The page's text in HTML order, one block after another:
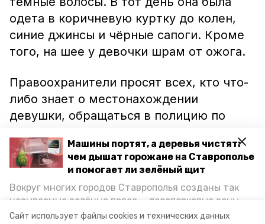
Сайт использует файлы cookies и технических данных
Машины портят, а деревья чистят:
чем дышат горожане на Ставрополье
и помогает ли зелёный щит
Вокруг многих городов Ставрополья созданы так
называемые зелёные пояса — лесопарковые зоны,
снижающие негативное воздействие выхлопных
одета в коричневую куртку до колен,
синие джинсы и чёрные сапоги. Кроме
того, на шее у девочки шрам от ожога.
Правоохранители просят всех, кто что-
либо знает о местонахождении
девушки, обращаться в полицию по
Ранее сообщалось, что родственники
в сентябрепрошлого года, объявили
вознаграждение за информацию о его